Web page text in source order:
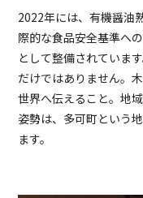
2022年には、有機醤油
際的な食品安全基準へ
として整備されていま
だけではありません。
世界へ伝えること。地
姿勢は、多可町という
ます。